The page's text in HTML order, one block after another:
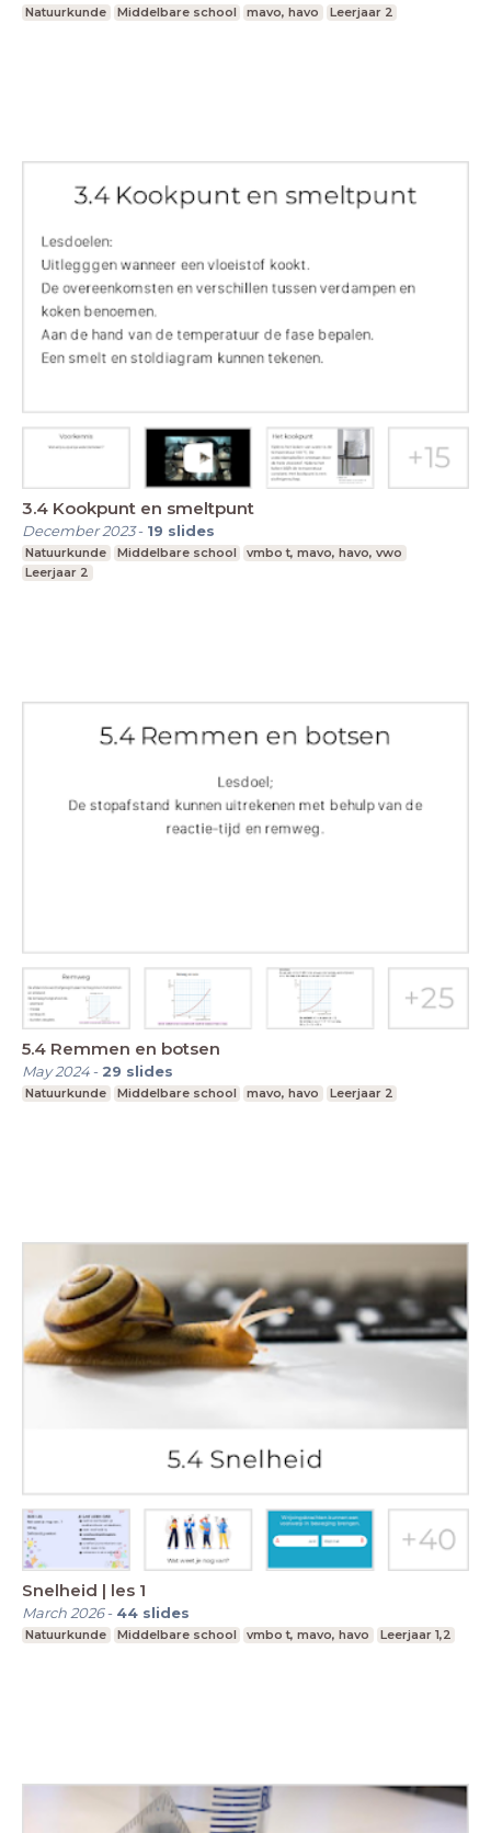
Natuurkunde Middelbare school mavo, havo Leerjaar 2
3.4 Kookpunt en smeltpunt
December 2023- 19 slides
Natuurkunde Middelbare school
vmbo t, mavo, havo, vwo
Leerjaar 2
5.4 Remmen en botsen
May 2024- 29 slides
Natuurkunde Middelbare school mavo, havo Leerjaar 2
Snelheid | les 1
March 2026- 44 slides
Natuurkunde Middelbare school vmbo t, mavo, havo Leerjaar 1,2